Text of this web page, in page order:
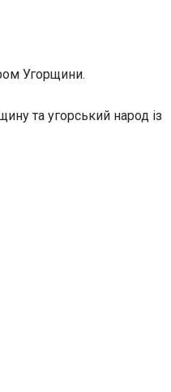
Угорщини.
та угорський народ із